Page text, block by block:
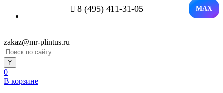
8 (495) 411-31-05 MAX
zakaz@mr-plintus.ru
0
В корзине